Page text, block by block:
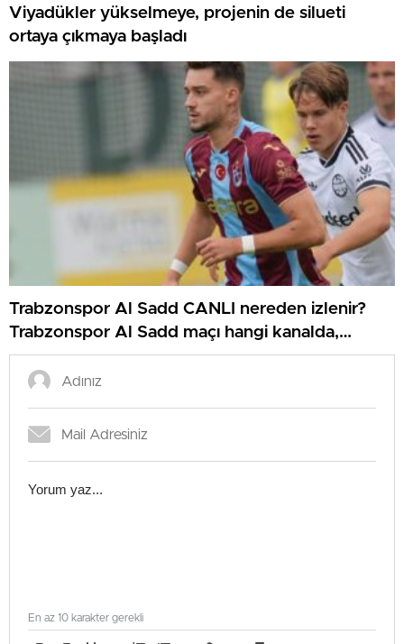
Viyadükler yükselmeye, projenin de silueti
ortaya çıkmaya başladı
Trabzonspor Al Sadd CANLI nereden izlenir?
Trabzonspor Al Sadd maçı hangi kanalda,
nereden izlenir?
En az 10 karakter gerekli